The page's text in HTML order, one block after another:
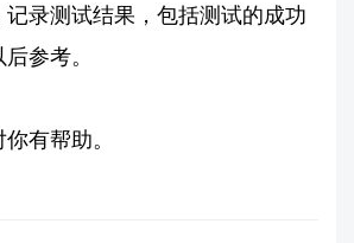
录测试结果，包括测试的成功
参考。
有帮助。